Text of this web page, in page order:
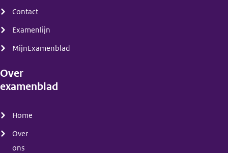
Contact
Examenlijn
MijnExamenblad
Over
examenblad
Home
Over
ons